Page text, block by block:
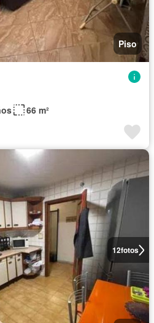
Piso
66 m²
12fotos